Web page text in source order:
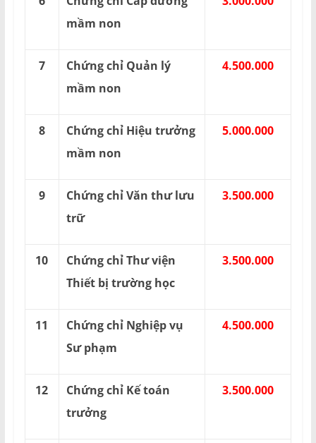
mầm non
7
Chứng chỉ Quản lý
mầm non
4.500.000
8
Chứng chỉ Hiệu trưởng
mầm non
5.000.000
9
Chứng chỉ Văn thư lưu
trữ
3.500.000
10
Chứng chỉ Thư viện
Thiết bị trường học
3.500.000
11
Chứng chỉ Nghiệp vụ
Sư phạm
4.500.000
12
Chứng chỉ Kế toán
trưởng
3.500.000